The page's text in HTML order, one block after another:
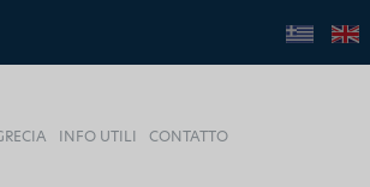
INFO UTILI CONTATTO